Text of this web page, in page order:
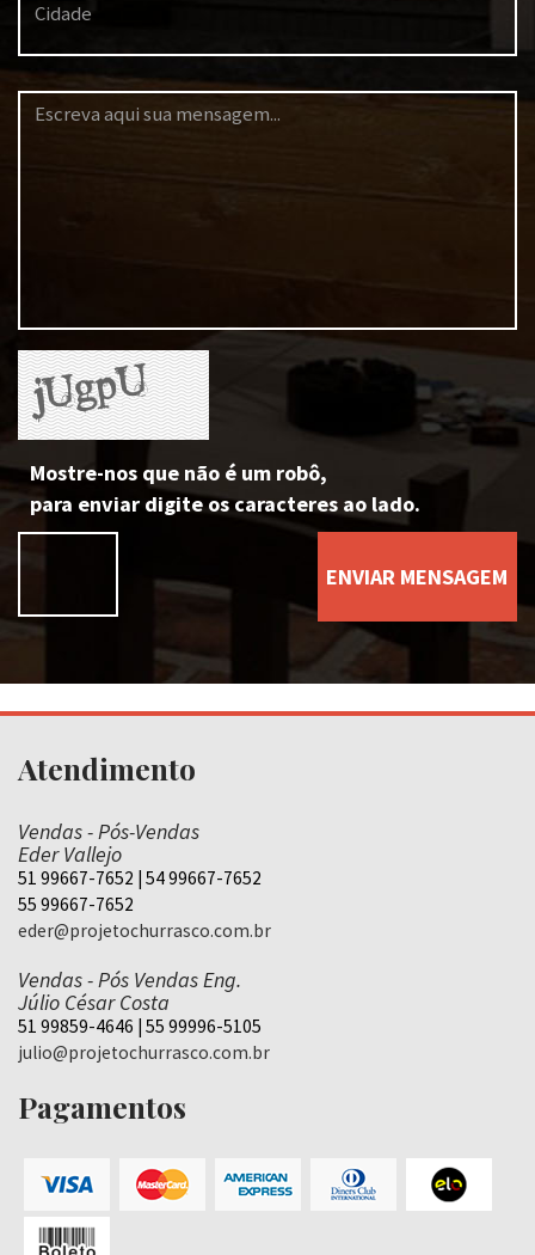
Mostre-nos que não é um robô,
para enviar digite os caracteres ao lado.
Atendimento
Vendas - Pós-Vendas
Eder Vallejo
51 99667-7652 | 54 99667-7652
55 99667-7652
eder@projetochurrasco.com.br
Vendas - Pós Vendas Eng.
Júlio César Costa
51 99859-4646 | 55 99996-5105
julio@projetochurrasco.com.br
Pagamentos